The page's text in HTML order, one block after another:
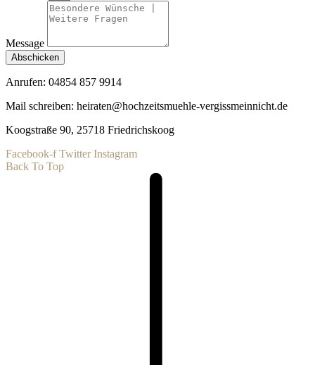
Message
Abschicken
Anrufen: 04854 857 9914
Mail schreiben: heiraten@hochzeitsmuehle-vergissmeinnicht.de
Koogstraße 90, 25718 Friedrichskoog
Facebook-f Twitter Instagram
Back To Top